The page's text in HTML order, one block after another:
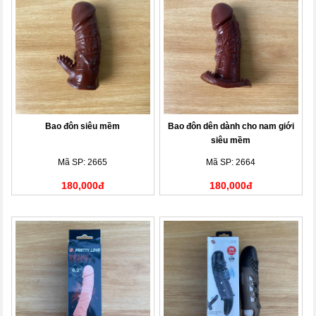
Bao đôn siêu mềm
Mã SP: 2665
180,000đ
Bao đôn dên dành cho nam giới
siêu mềm
Mã SP: 2664
180,000đ